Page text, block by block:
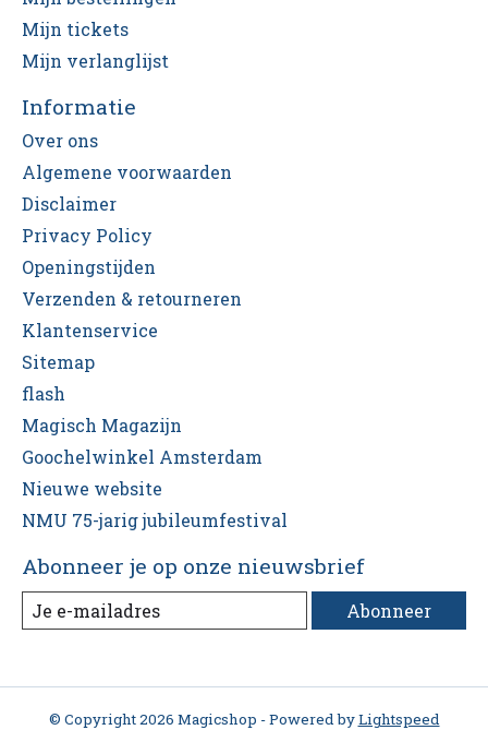
Mijn tickets
Mijn verlanglijst
Informatie
Over ons
Algemene voorwaarden
Disclaimer
Privacy Policy
Openingstijden
Verzenden & retourneren
Klantenservice
Sitemap
flash
Magisch Magazijn
Goochelwinkel Amsterdam
Nieuwe website
NMU 75-jarig jubileumfestival
Abonneer je op onze nieuwsbrief
Abonneer
© Copyright 2026 Magicshop - Powered byLightspeed